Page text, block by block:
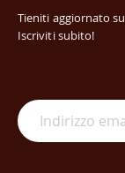
Tieniti aggiornato
Iscriviti subito!